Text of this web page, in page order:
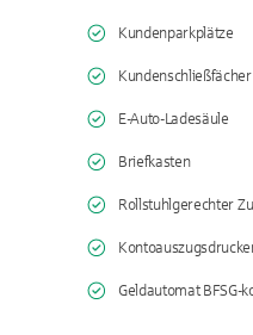
Kundenparkplätze
E-Auto-Ladesäule
Briefkasten
Rollstuhlgerechter
Geldautomat BFSG-